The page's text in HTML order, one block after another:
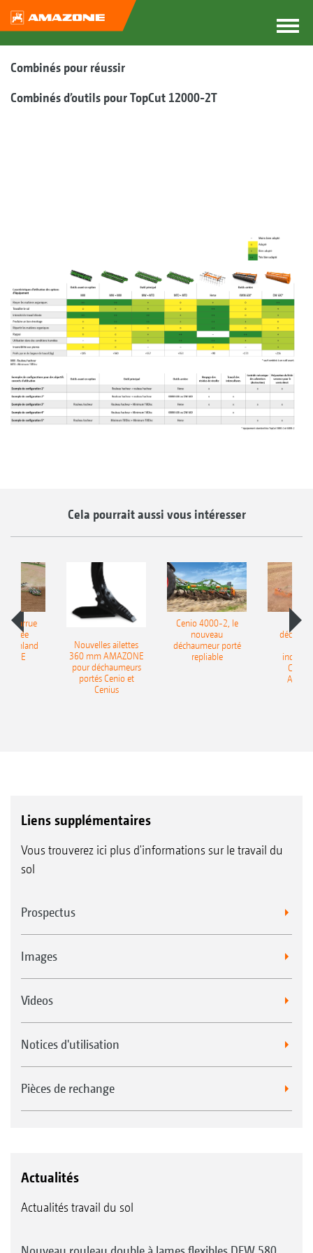
Combinés pour réussir
Combinés d’outils pour TopCut 12000-2T
Cela pourrait aussi vous intéresser
charrue
portée
Onland
Nouvelles ailettes
360 mm AMAZONE
pour déchaumeurs
portés Cenio et
Cenius
Cenio 4000-2, le
nouveau
déchaumeur porté
repliable
Liens supplémentaires
Vous trouverez ici plus d'informations sur le travail du
sol
Prospectus
Images
Videos
Notices d'utilisation
Pièces de rechange
Actualités
Actualités travail du sol